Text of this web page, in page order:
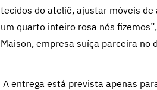
tecidos do ateliê, ajustar móveis
um quarto inteiro rosa nós
Maison, empresa suíça parceira no
A entrega está prevista apenas